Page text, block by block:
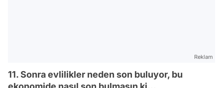
Reklam
11. Sonra evlilikler neden son buluyor, bu